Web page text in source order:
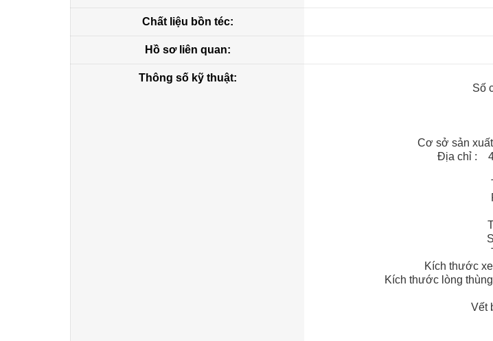
Chất liệu bồn téc:
Hồ sơ liên quan:
Thông số kỹ thuật:
Số
Cơ sở sản
Địa chỉ :
Kích thước
Kích thước lòng
Vết